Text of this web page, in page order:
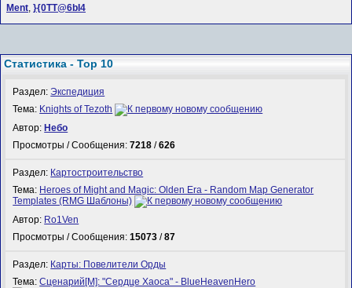
Ment, }{0TT@6bI4
Статистика - Top 10
Раздел:Экспедиция
Тема: Knights of Tezoth
Автор: Небо
Просмотры / Сообщения:7218 /626
Раздел: Картостроительство
Тема: Heroes of Might and Magic: Olden Era - Random Map Generator
Templates (RMG Шаблоны)
Автор: Ro1Ven
Просмотры / Сообщения:15073 /87
Раздел: Карты: Повелители Орды
Тема:Сценарий[M]: "Сердце Хаоса" - BlueHeavenHero